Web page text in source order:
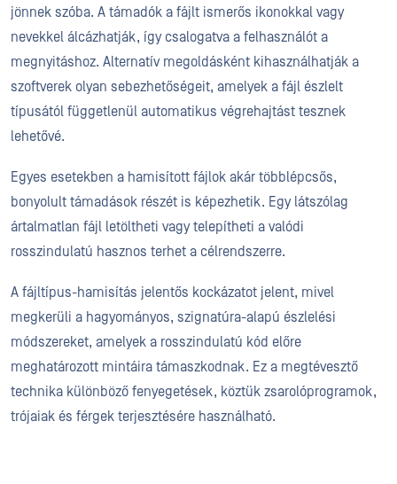
jönnek szóba. A támadók a fájlt ismerős ikonokkal vagy
nevekkel álcázhatják, így csalogatva a felhasználót a
megnyitáshoz. Alternatív megoldásként kihasználhatják a
szoftverek olyan sebezhetőségeit, amelyek a fájl észlelt
típusától függetlenül automatikus végrehajtást tesznek
lehetővé.
Egyes esetekben a hamisított fájlok akár többlépcsős,
bonyolult támadások részét is képezhetik. Egy látszólag
ártalmatlan fájl letöltheti vagy telepítheti a valódi
rosszindulatú hasznos terhet a célrendszerre.
A fájltípus-hamisítás jelentős kockázatot jelent, mivel
megkerüli a hagyományos, szignatúra-alapú észlelési
módszereket, amelyek a rosszindulatú kód előre
meghatározott mintáira támaszkodnak. Ez a megtévesztő
technika különböző fenyegetések, köztük zsarolóprogramok,
trójaiak és férgek terjesztésére használható.